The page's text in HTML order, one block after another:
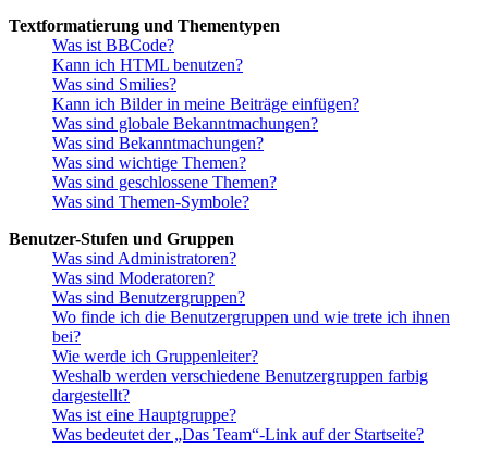
Textformatierung und Thementypen
Was ist BBCode?
Kann ich HTML benutzen?
Was sind Smilies?
Kann ich Bilder in meine Beiträge einfügen?
Was sind globale Bekanntmachungen?
Was sind Bekanntmachungen?
Was sind wichtige Themen?
Was sind geschlossene Themen?
Was sind Themen-Symbole?
Benutzer-Stufen und Gruppen
Was sind Administratoren?
Was sind Moderatoren?
Was sind Benutzergruppen?
Wo finde ich die Benutzergruppen und wie trete ich ihnen
bei?
Wie werde ich Gruppenleiter?
Weshalb werden verschiedene Benutzergruppen farbig
dargestellt?
Was ist eine Hauptgruppe?
Was bedeutet der „Das Team“-Link auf der Startseite?